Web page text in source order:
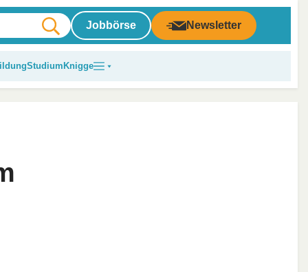
Jobbörse Newsletter
Studium Knigge